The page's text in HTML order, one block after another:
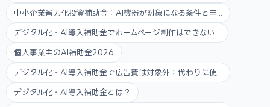
中小企業省力化投資補助金：AI機器が対象になる条件と申...
デジタル化・AI導入補助金でホームページ制作はできない...
個人事業主のAI補助金2026
デジタル化・AI導入補助金で広告費は対象外：代わりに使...
デジタル化・AI導入補助金とは？